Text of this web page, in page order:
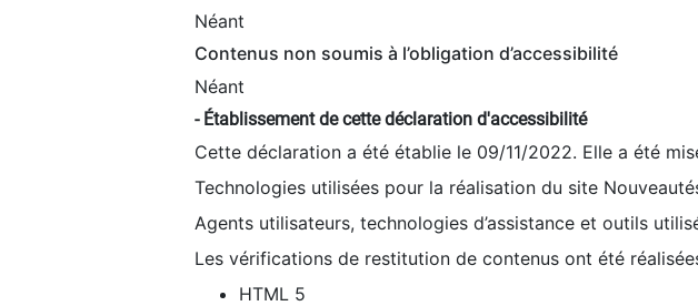
Néant
Contenus non soumis à l’obligation d’accessibilité
Néant
- Établissement de cette déclaration d'accessibilité
Cette déclaration a été établie le 09/11/2022. Elle a été
Technologies utilisées pour la réalisation du site
Agents utilisateurs, technologies d’assistance et outils
Les vérifications de restitution de contenus ont été
HTML 5